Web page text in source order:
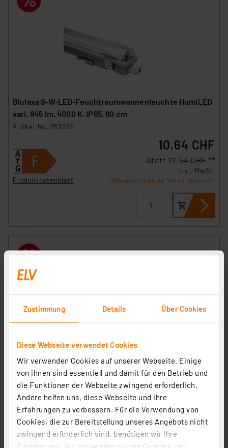
Zustimmung Details Über Cookies
Diese Webseite verwendet Cookies
Wir verwenden Cookies auf unserer Webseite. Einige
von ihnen sind essentiell und damit für den Betrieb und
die Funktionen der Webseite zwingend erforderlich.
Andere helfen uns, diese Webseite und ihre
Erfahrungen zu verbessern. Für die Verwendung von
Cookies, die zur Bereitstellung unseres Angebots nicht
zwingend erforderlich sind, benötigen wir Ihre
Zustimmung. Wir verwenden solche Cookies, um
Blulaxa 9-W-LED-Feuchtraumwannenleuchte HumiLED
vari, 945 lm, 4000 K, IP65, 60 cm
Artikel-Nr. 253029
Produktdatenblatt
10.64 CHF
Statt12.54 CHF **
inkl. MwSt.
Informationen zu Versandkosten
HEITRONIC 20-W-LED-Wand-/Deckenleuchte Toledo
mit 120°-Bewegungsmelder, oval, IP65
Artikel-Nr. 251342
21.78 CHF
Statt25.12 CHF **
inkl. MwSt.
Informationen zu Versandkosten